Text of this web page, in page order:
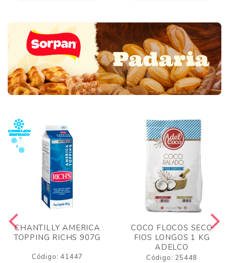
CHANTILLY AMERICA
TOPPING RICHS 907G
Código: 41447
COCO FLOCOS SECO
FIOS LONGOS 1 KG
ADELCO
Código: 25448